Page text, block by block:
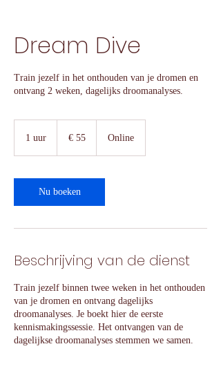
Dream Dive
Train jezelf in het onthouden van je dromen en
ontvang 2 weken, dagelijks droomanalyses.
1 uur € 55 Online
Nu boeken
Beschrijving van de dienst
Train jezelf binnen twee weken in het onthouden
van je dromen en ontvang dagelijks
droomanalyses. Je boekt hier de eerste
kennismakingssessie. Het ontvangen van de
dagelijkse droomanalyses stemmen we samen.